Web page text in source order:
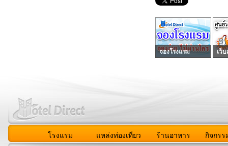
จองโรงแรม เว็
โรงแรม แหล่งท่องเที่ยว ร้านอาหาร กิจกรร